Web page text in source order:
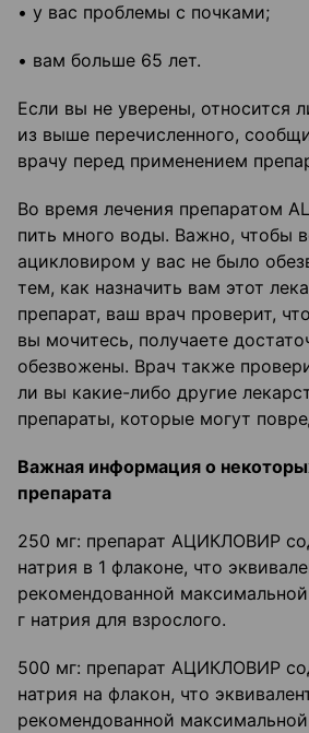
• у вас проблемы с почками;
• вам больше 65 лет.
Если вы не уверены, относится
из выше перечисленного,
врачу перед применением
Во время лечения препаратом
пить много воды. Важно, чтобы
ацикловиром у вас не было
тем, как назначить вам этот
препарат, ваш врач проверит,
вы мочитесь, получаете
обезвожены. Врач также
ли вы какие-либо другие
препараты, которые могут
Важная информация о
препарата
250 мг: препарат АЦИКЛОВИР
натрия в 1 флаконе, что
рекомендованной
г натрия для взрослого.
500 мг: препарат АЦИКЛОВИР
натрия на флакон, что
рекомендованной